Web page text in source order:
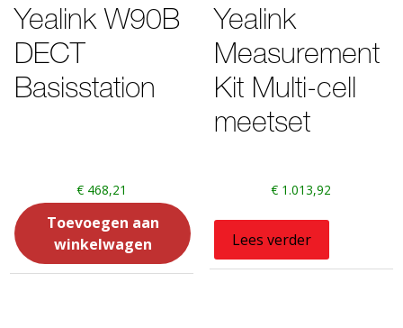
Yealink W90B
DECT
Basisstation
€ 468,21
Toevoegen aan
winkelwagen
Yealink
Measurement
Kit Multi-cell
meetset
€ 1.013,92
Lees verder